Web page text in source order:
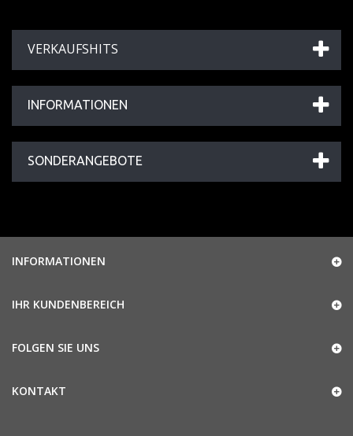
VERKAUFSHITS
INFORMATIONEN
SONDERANGEBOTE
INFORMATIONEN
IHR KUNDENBEREICH
FOLGEN SIE UNS
KONTAKT